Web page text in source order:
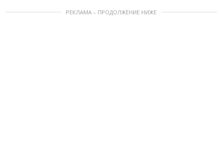
РЕКЛАМА – ПРОДОЛЖЕНИЕ НИЖЕ